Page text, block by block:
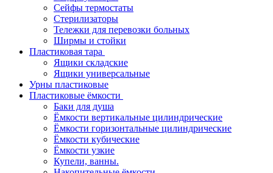
Сейфы термостаты
Стерилизаторы
Тележки для перевозки больных
Ширмы и стойки
Пластиковая тара
Ящики складские
Ящики универсальные
Урны пластиковые
Пластиковые ёмкости
Баки для душа
Ёмкости вертикальные цилиндрические
Ёмкости горизонтальные цилиндрические
Ёмкости кубические
Ёмкости узкие
Купели, ванны.